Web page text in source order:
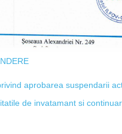
aprobarea suspendarii
de invatamant si